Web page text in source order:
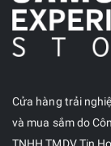
Cửa hàng trải
và mua sắm do
TNHH TMDV Tin